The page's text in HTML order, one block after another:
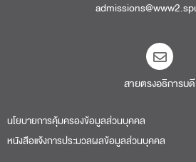
สายตรงอธิการบดี​
นโยบายการคุ้มครองข้อมูลส่วนบุคคล
หนังสือแจ้งการประมวลผลข้อมูลส่วนบุคคล